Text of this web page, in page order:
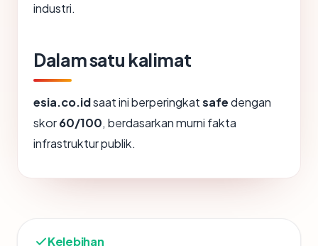
industri.
Dalam satu kalimat
esia.co.idsaat ini berperingkatsafedengan
skor60/100, berdasarkan murni fakta
infrastruktur publik.
Kelebihan